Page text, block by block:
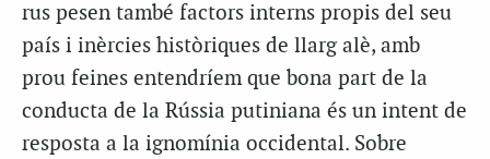
rus pesen també factors interns propis del seu
país i inèrcies històriques de llarg alè, amb
prou feines entendríem que bona part de la
conducta de la Rússia putiniana és un intent de
resposta a la ignomínia occidental. Sobre